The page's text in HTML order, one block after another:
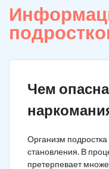
Чем
Организм
становления. В
претерпевает